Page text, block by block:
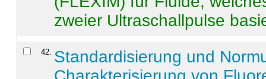
zweier Ultraschallpulse
42. Standardisierung und